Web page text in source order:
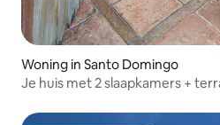
Woning in Santo Domingo
Je huis met 2 slaapkamers +